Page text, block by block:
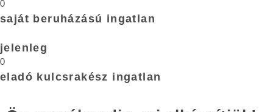
0
saját beruházású ingatlan
jelenleg
0
eladó kulcsrakész ingatlan